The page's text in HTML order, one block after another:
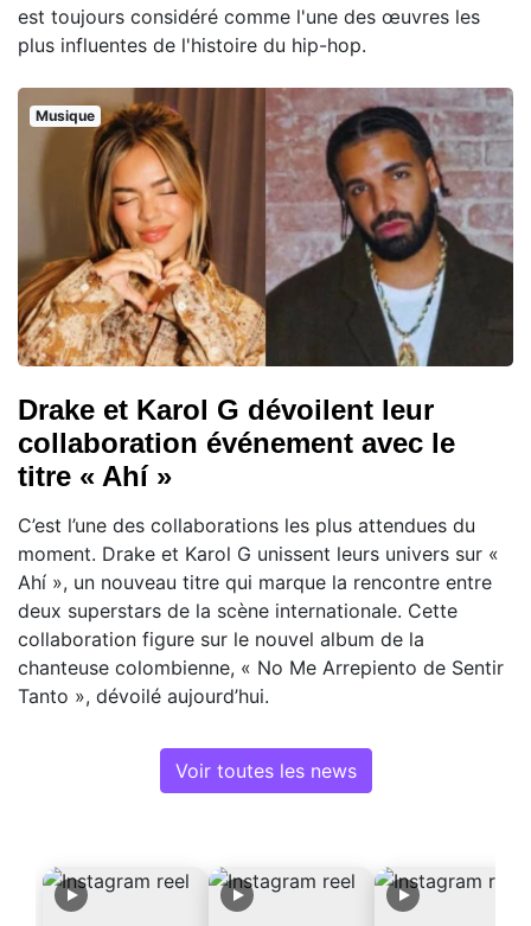
est toujours considéré comme l'une des œuvres les
plus influentes de l'histoire du hip-hop.
Musique
Drake et Karol G dévoilent leur
collaboration événement avec le
titre « Ahí »
C’est l’une des collaborations les plus attendues du
moment. Drake et Karol G unissent leurs univers sur «
Ahí », un nouveau titre qui marque la rencontre entre
deux superstars de la scène internationale. Cette
collaboration figure sur le nouvel album de la
chanteuse colombienne, « No Me Arrepiento de Sentir
Tanto », dévoilé aujourd’hui.
Voir toutes les news